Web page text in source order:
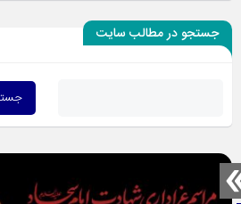
جستجو در مطالب سایت